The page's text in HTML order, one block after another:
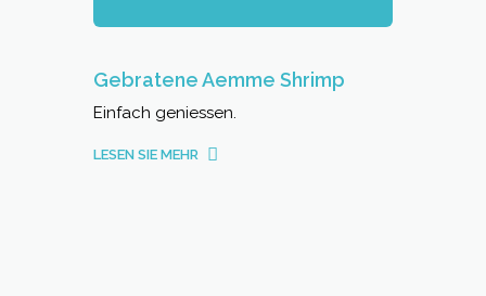
Gebratene Aemme Shrimp
Einfach geniessen.
LESEN SIE MEHR